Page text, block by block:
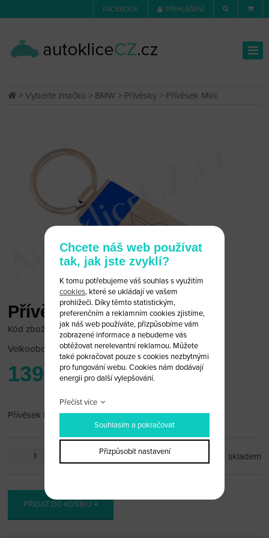
FACEBOOK PŘIHLÁŠENÍ
>Vyberte značku > BMW > Přívěsky > Přívěsek Mini
Přívěsek Mini
Kód zboží: bmw_pr65
Velkoobchodní cena: po přihlášení
139 Kč
Přívěsek Mini
skladem
PŘIDAT DO KOŠÍKU
Chcete náš web používat
tak, jak jste zvyklí?
K tomu potřebujeme váš souhlas s využitím
cookies, které se ukládají ve vašem
prohlížeči. Díky těmto statistickým,
preferenčním a reklamním cookies zjistíme,
jak náš web používáte, přizpůsobíme vám
zobrazené informace a nebudeme vás
obtěžovat nerelevantní reklamou. Můžete
také pokračovat pouze s cookies nezbytnými
pro fungování webu. Cookies nám dodávají
energii pro další vylepšování.
Přečíst více
Souhlasím a pokračovat
Přizpůsobit nastavení